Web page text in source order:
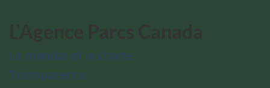
Le mandat et la charte
Transparence